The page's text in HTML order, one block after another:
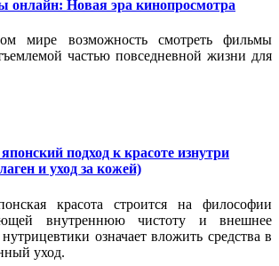
онлайн: Новая эра кинопросмотра
мире возможность смотреть фильмы
частью повседневной жизни для
подход к красоте изнутри
и уход за кожей)
красота строится на философии
внутреннюю чистоту и внешнее
означает вложить средства в
уход.